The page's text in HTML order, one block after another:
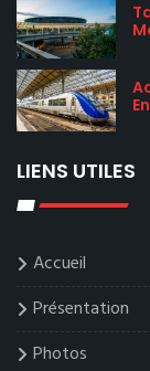
LIENS UTILES
Accueil
Présentation
Photos